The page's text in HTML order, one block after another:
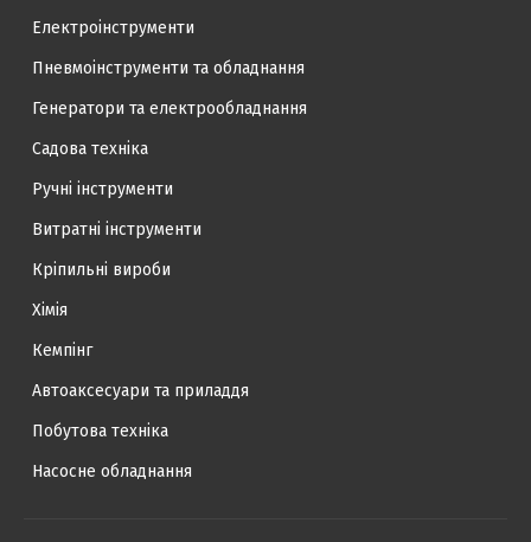
Електроінструменти
Пневмоінструменти та обладнання
Генератори та електрообладнання
Садова техніка
Ручні інструменти
Витратні інструменти
Кріпильні вироби
Хімія
Кемпінг
Автоаксесуари та приладдя
Побутова техніка
Насосне обладнання